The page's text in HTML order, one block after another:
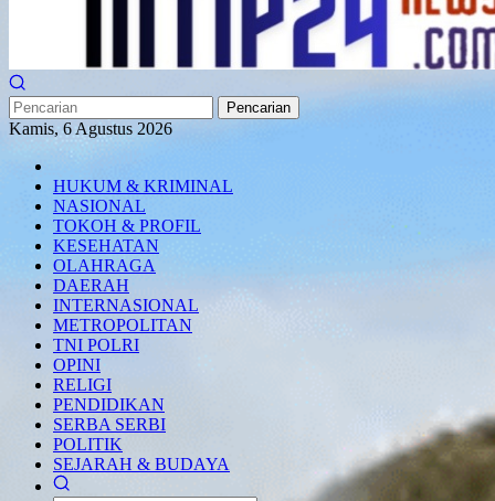
Pencarian
Kamis, 6 Agustus 2026
HUKUM & KRIMINAL
NASIONAL
TOKOH & PROFIL
KESEHATAN
OLAHRAGA
DAERAH
INTERNASIONAL
METROPOLITAN
TNI POLRI
OPINI
RELIGI
PENDIDIKAN
SERBA SERBI
POLITIK
SEJARAH & BUDAYA